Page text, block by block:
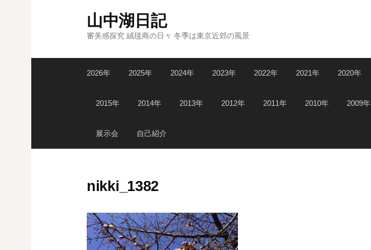
ツ
山中湖日記
審美感探究 絨毯商の日々 冬季は東京近郊の風景
2026年 2025年 2024年 2023年 2022年 2021年 2020年
2015年 2014年 2013年 2012年 2011年 2010年 2009年
展示会 自己紹介
nikki_1382